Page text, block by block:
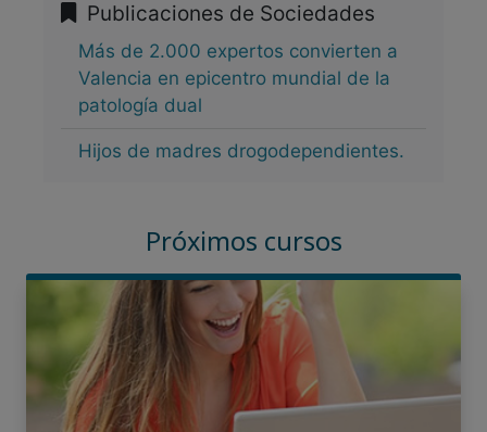
Publicaciones de Sociedades
Más de 2.000 expertos convierten a
Valencia en epicentro mundial de la
patología dual
Hijos de madres drogodependientes.
Próximos cursos